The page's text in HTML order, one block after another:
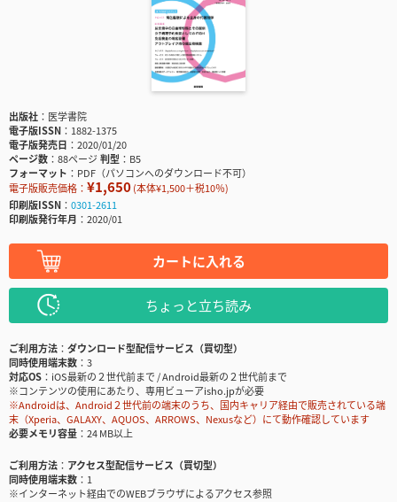
出版社
医学書院
電子版ISSN
1882-1375
電子版発売日
2020/01/20
ページ数
88ページ判型
B5
フォーマット
PDF（パソコンへのダウンロード不可）
電子版販売価格： ¥1,650(本体¥1,500＋税10％)
印刷版ISSN
0301-2611
印刷版発行年月
2020/01
カートに入れる
ちょっと立ち読み
ご利用方法
ダウンロード型配信サービス（買切型）
同時使用端末数
3
対応OS
iOS最新の２世代前まで / Android最新の２世代前まで
※コンテンツの使用にあたり、専用ビューアisho.jpが必要
※Androidは、Android２世代前の端末のうち、国内キャリア経由で販売されている端
末（Xperia、GALAXY、AQUOS、ARROWS、Nexusなど）にて動作確認しています
必要メモリ容量
24 MB以上
ご利用方法
アクセス型配信サービス（買切型）
同時使用端末数
1
※インターネット経由でのWEBブラウザによるアクセス参照